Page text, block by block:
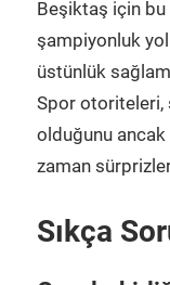
Beşiktaş için bu
şampiyonluk
üstünlük
Spor otoriteleri,
olduğunu
zaman
Sıkça